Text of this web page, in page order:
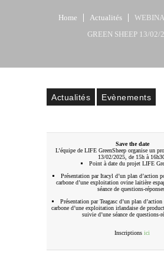
Home Actualités
GREEN SHEEP 13/02/
Actualités Evènements
Save the date
L’équipe de LIFE GreenSheep organise un
13/02/2025, de 15h à
Point à date du projet LIFE
Présentation par Itacyl d’un plan d’action
carbone d’une exploitation ovine laitière
séance de questions-
Présentation par Teagasc d’un plan
carbone d’une exploitation irlandaise de
suivie d’une séance de questions-
Inscriptions ici